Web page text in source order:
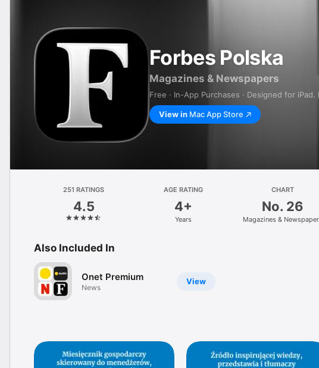
Forbes Polska
Magazines & Newspapers
Free · In-App Purchases · Designed for
View in Mac App Store
251 RATINGS
4.5
AGE RATING
4+
Years
CHART
No. 26
Magazines &
Also Included In
View
Onet Premium
News